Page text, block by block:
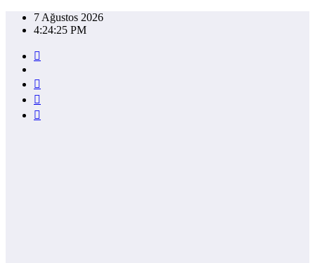
İçeriğe7 Ağustos 2026
4:24:25 PM